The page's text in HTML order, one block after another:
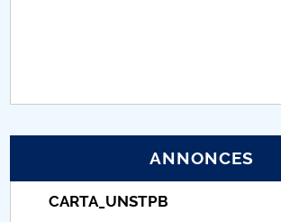
Protection des données personnelles
Université pour la communauté
ANNONCES
CARTA_UNSTPB